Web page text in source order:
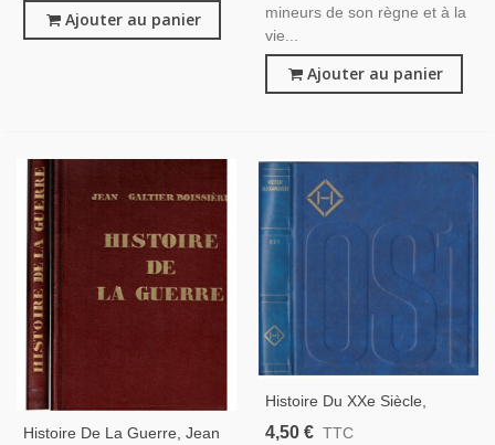
Ajouter au panier
mineurs de son règne et à la
vie...
Ajouter au panier
Histoire De La Guerre, Jean
Histoire Du XXe Siècle,
Services Secrets De Staline
4,50 € TTC